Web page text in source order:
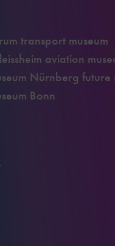
transport museum
aviation
Nürnberg future
Bonn